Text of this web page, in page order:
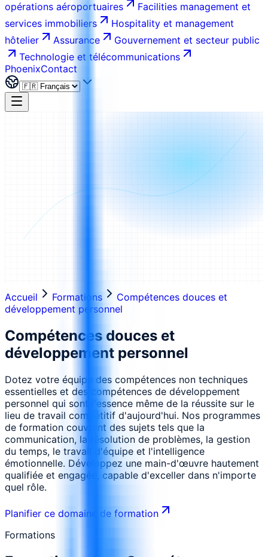
opérations aéroportuaires
Facilities management et
services immobiliers
Hospitality et management
hôtelier
Assurance
Gouvernement et secteur public
Technologie et télécommunications
PhoenixContact
Accueil Formations
Compétences douces et
développement personnel
Compétences douces et
développement personnel
Dotez votre équipe des compétences non techniques
essentielles et des compétences de développement
personnel qui sont l'essence même de la réussite sur le
lieu de travail compétitif d'aujourd'hui. Nos programmes
de formation couvrent des sujets tels que la
communication, la résolution de problèmes, la gestion
du temps, le travail d'équipe et l'intelligence
émotionnelle. Développez une main-d'œuvre hautement
qualifiée et engagée, capable d'exceller dans n'importe
quel rôle.
Planifier ce domaine de formation
Formations